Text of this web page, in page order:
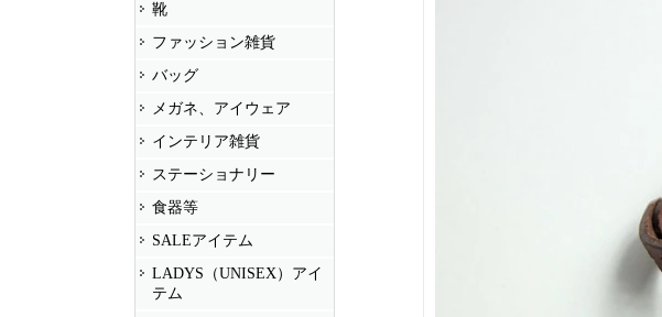
靴
ファッション雑貨
バッグ
メガネ、アイウェア
インテリア雑貨
ステーショナリー
食器等
SALEアイテム
LADYS（UNISEX）アイ
テム